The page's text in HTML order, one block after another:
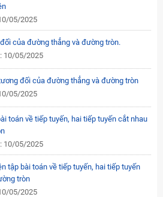
05/2025
của đường thẳng và đường tròn.
10/05/2025
đối của đường thẳng và đường tròn
05/2025
toán về tiếp tuyến, hai tiếp tuyến cắt nhau
10/05/2025
tập bài toán về tiếp tuyến, hai tiếp tuyến
tròn
05/2025